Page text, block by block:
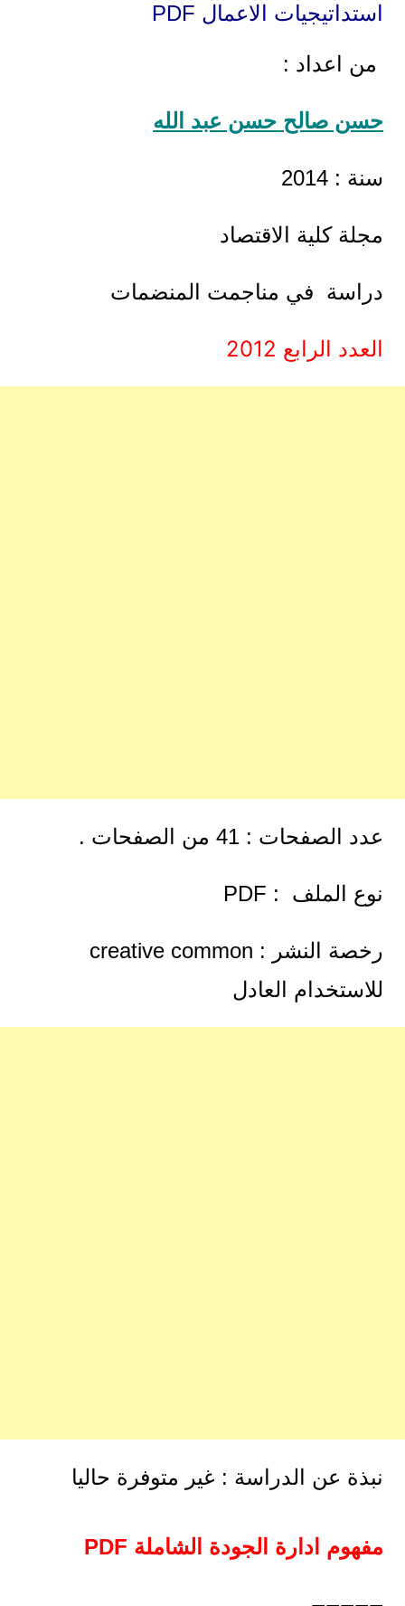
استداتيجيات الاعمال PDF
من اعداد :
حسن صالح حسن عبد الله
سنة : 2014
مجلة كلية الاقتصاد
دراسة في مناجمت المنضمات
العدد الرابع 2012
عدد الصفحات : 41 من الصفحات .
نوع الملف : PDF
رخصة النشر : creative common
للاستخدام العادل
نبذة عن الدراسة : غير متوفرة حاليا
مفهوم ادارة الجودة الشاملة PDF